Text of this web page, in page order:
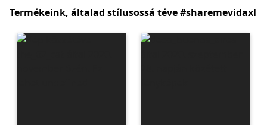
Termékeink, általad stílusossá téve #sharemevidaxl